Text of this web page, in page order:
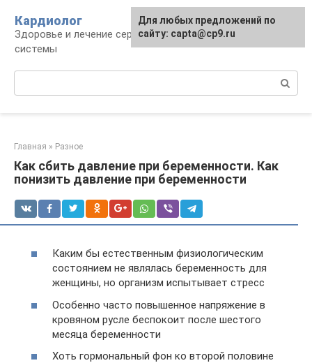
контенту
Кардиолог
Здоровье и лечение сердечно-сосудистой
системы
Главная » Разное
Как сбить давление при беременности. Как
понизить давление при беременности
Каким бы естественным физиологическим
состоянием не являлась беременность для
женщины, но организм испытывает стресс
Особенно часто повышенное напряжение в
кровяном русле беспокоит после шестого
месяца беременности
Хоть гормональный фон ко второй половине
Для любых предложений по
сайту: capta@cp9.ru